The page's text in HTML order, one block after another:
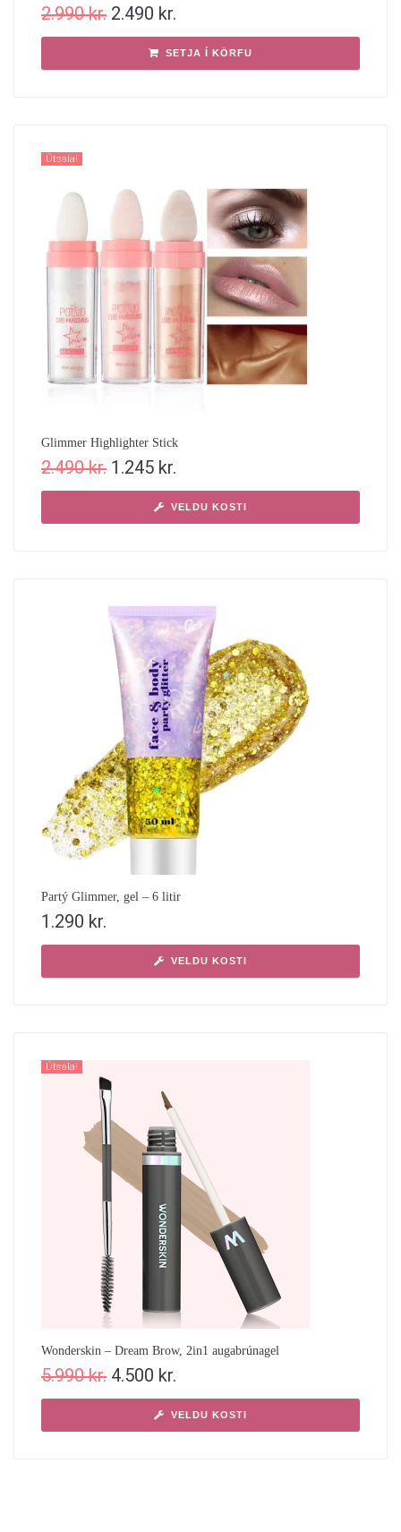
2.990kr. 2.490 kr.
SETJA Í KÖRFU
Útsala!
Glimmer Highlighter Stick
2.490kr. 1.245 kr.
VELDU KOSTI
Partý Glimmer, gel – 6 litir
1.290 kr.
VELDU KOSTI
Útsala!
Wonderskin – Dream Brow, 2in1 augabrúnagel
5.990kr. 4.500 kr.
VELDU KOSTI